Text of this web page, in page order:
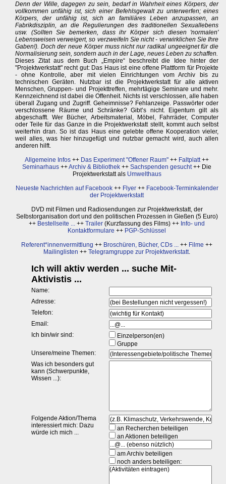
Denn der Wille, dagegen zu sein, bedarf in Wahrheit eines Körpers, der
vollkommen unfähig ist, sich einer Befehlsgewalt zu unterwerfen; eines
Körpers, der unfähig ist, sich an familiäres Leben anzupassen, an
Fabrikdisziplin, an die Regulierungen des traditionellen Sexuallebens
usw. (Sollten Sie bemerken, dass ihr Körper sich diesen 'normalen'
Lebensweisen verweigert, so verzweifeln Sie nicht - verwirklichen Sie Ihre
Gaben!). Doch der neue Körper muss nicht nur radikal ungeeignet für die
Normalisierung sein, sondern auch in der Lage, neues Leben zu schaffen.
Dieses Zitat aus dem Buch „Empire“ beschreibt die Idee hinter der
"Projektwerkstatt" recht gut: Das Haus ist eine offene Plattform für Projekte
- ohne Kontrolle, aber mit vielen Einrichtungen vom Archiv bis zu
technischen Geräten. Nutzbar ist die Projektwerkstatt für alle aktiven
Menschen, Gruppen- und Projekttreffen, mehrtägige Seminare und mehr.
Kennzeichnend ist dabei die Offenheit. Nichts ist verschlossen, alle haben
überall Zugang und Zugriff. Geheimnisse? Fehlanzeige. Passwörter oder
verschlossene Räume und Schränke? Gibt’s nicht. Eigentum gilt als
abgeschafft. Wer Bücher, Arbeitsmaterial, Möbel, Fahrräder, Computer
oder Teile für das Ganze in die Projektwerkstatt stellt, kommt auch selbst
weiterhin dran. So ist das Haus eine gelebte offene Kooperation vieler,
weil alles, was hier hinzugefügt und nutzbar gemacht wird, auch allen
anderen hilft.
Allgemeine Infos ++ Das Experiment "Offener Raum" ++ Faltplatt++
Seminarhaus ++Archiv & Bibliothek ++Sachspenden gesucht++ Die
Projektwerkstatt als Umwelthaus
Neueste Nachrichten auf Facebook++ Flyer++ Facebook-Terminkalender
der Projektwerkstatt
DVD mit Filmen und Radiosendungen zur Projektwerkstatt, der
Selbstorganisation dort und den politischen Prozessen in Gießen (5 Euro)
++ Bestellseite ... ++Trailer (Kurzfassung des Films) ++ Info- und
Kontaktformulare ++ PGP-Schlüssel
Referent*innenvermittlung ++ Broschüren, Bücher, CDs ... ++ Filme ++
Mailinglisten ++Telegramgruppe zur Projektwerkstatt.